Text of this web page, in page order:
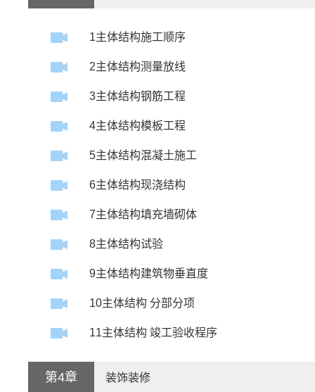
1主体结构施工顺序
2主体结构测量放线
3主体结构钢筋工程
4主体结构模板工程
5主体结构混凝土施工
6主体结构现浇结构
7主体结构填充墙砌体
8主体结构试验
9主体结构建筑物垂直度
10主体结构 分部分项
11主体结构 竣工验收程序
第4章 装饰装修